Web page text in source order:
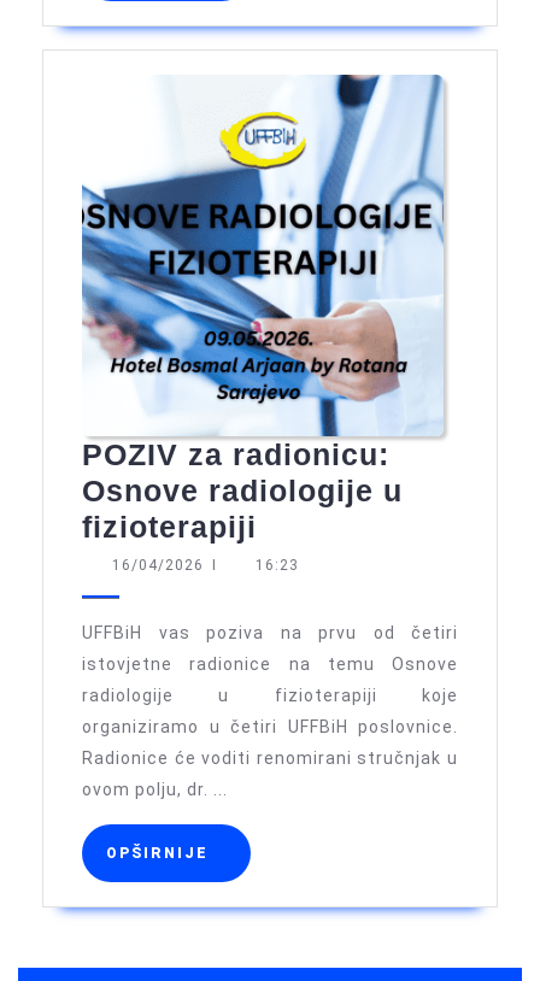
POZIV za radionicu:
Osnove radiologije u
fizioterapiji
za
Osnove
radiologije
fizioterapiji
16/04/2026 16/04/2026
I 16:23
UFFBiH vas poziva na prvu od četiri
istovjetne radionice na temu Osnove
radiologije u fizioterapiji koje
organiziramo u četiri UFFBiH poslovnice.
Radionice će voditi renomirani stručnjak u
ovom polju, dr. ...
OPŠIRNIJE OPŠIRNIJE